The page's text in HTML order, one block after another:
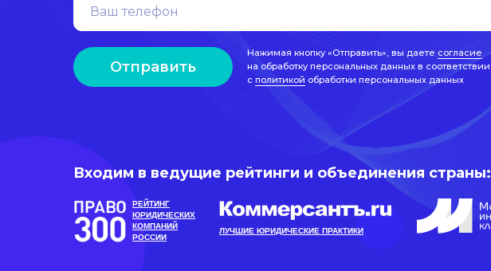
Отправить
Нажимая кнопку «Отправить», вы даете согласие
на обработку персональных данных в соответствии
с политикой обработки персональных данных
Входим в ведущие рейтинги и объединения страны:
РЕЙТИНГ
ЮРИДИЧЕСКИХ
КОМПАНИЙ
РОССИИ
ЛУЧШИЕ ЮРИДИЧЕСКИЕ ПРАКТИКИ